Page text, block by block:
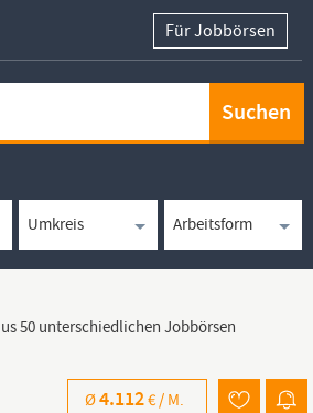
Für Jobbörsen
50 unterschiedlichen Jobbörsen
Ø4.112€ / M.